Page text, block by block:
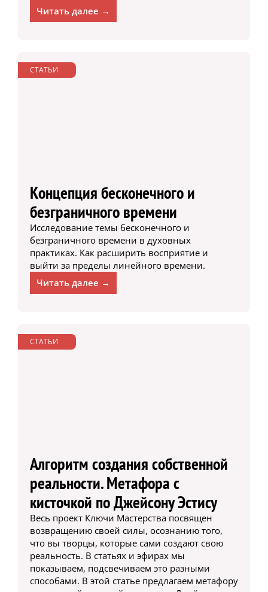
Читать далее →
СТАТЬИ
Концепция бесконечного и
безграничного времени
Исследование темы бесконечного и
безграничного времени в духовных
практиках. Как расширить восприятие и
выйти за пределы линейного времени.
Читать далее →
СТАТЬИ
Алгоритм создания собственной
реальности. Метафора с
кисточкой по Джейсону Эстису
Весь проект Ключи Мастерства посвящен
возвращению своей силы, осознанию того,
что вы творцы, которые сами создают свою
реальность. В статьях и эфирах мы
показываем, подсвечиваем это разными
способами. В этой статье предлагаем метафору